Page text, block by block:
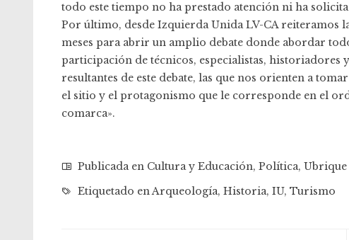
todo este tiempo no ha prestado atención ni ha
Por último, desde Izquierda Unida LV-CA reiteramos
meses para abrir un amplio debate donde abordar
participación de técnicos, especialistas, historiadores
resultantes de este debate, las que nos orienten a
el sitio y el protagonismo que le corresponde en el
comarca».
Publicada en Cultura y Educación, Política, Ubrique
Etiquetado enArqueología, Historia, IU, Turismo